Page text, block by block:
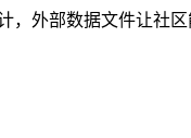
，外部数据文件让社